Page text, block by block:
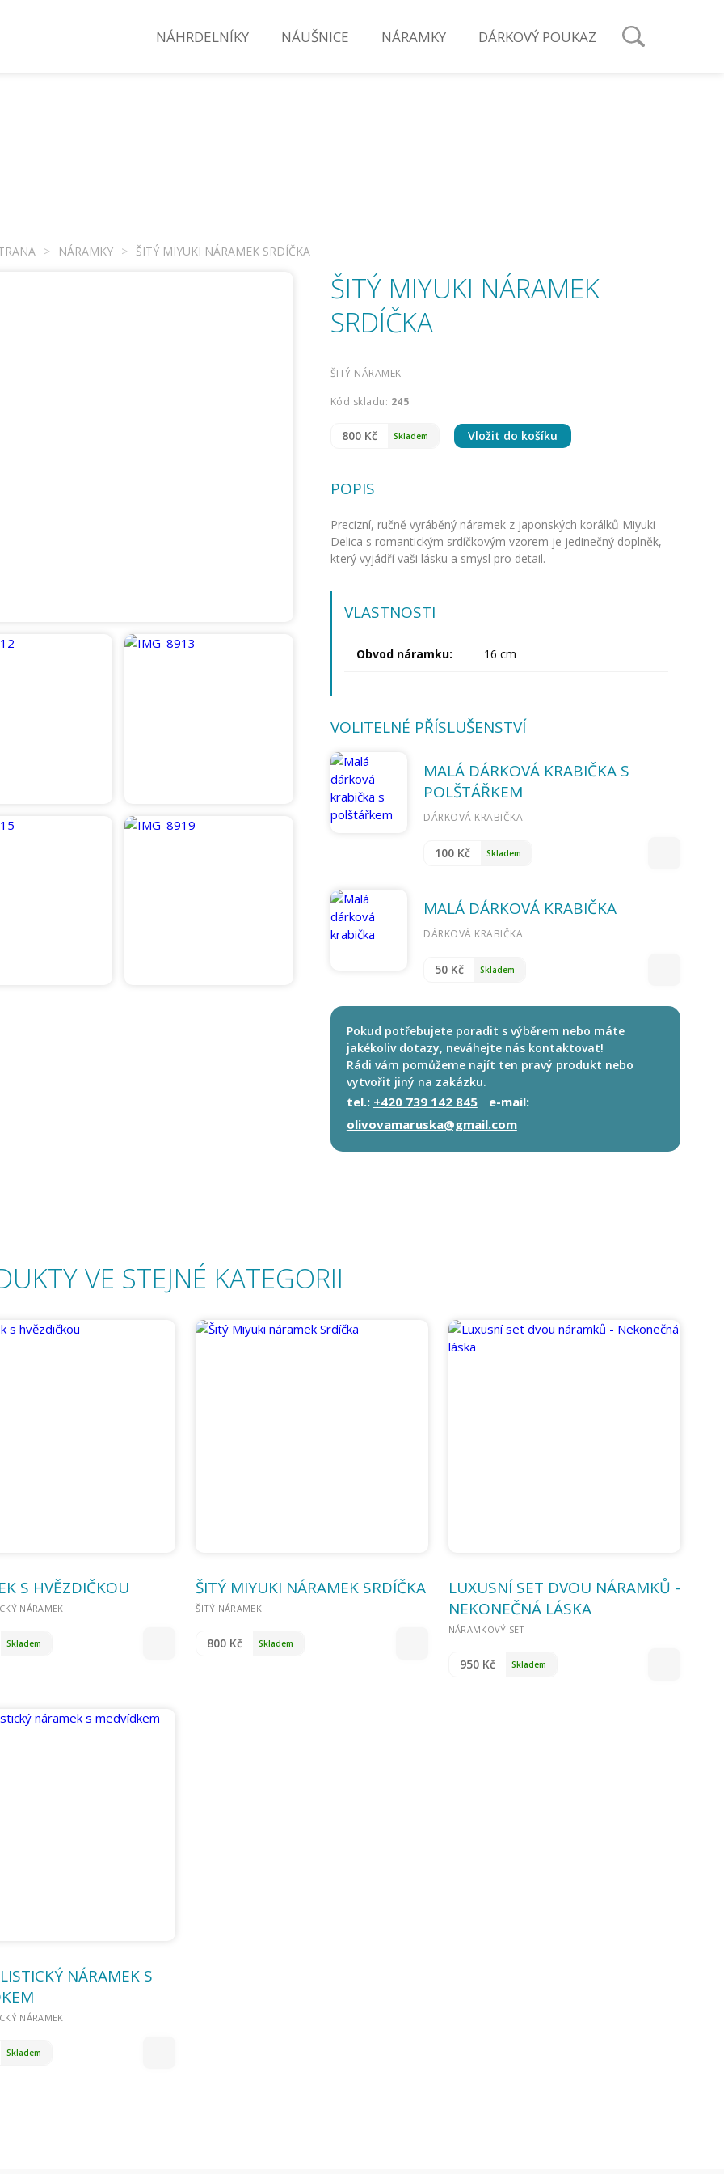
NÁHRDELNÍKY NÁUŠNICE NÁRAMKY DÁRKOVÝ POUKAZ
> NÁRAMKY > ŠITÝ MIYUKI NÁRAMEK SRDÍČKA
ŠITÝ MIYUKI NÁRAMEK
SRDÍČKA
ŠITÝ NÁRAMEK
Kód skladu: 245
800 Kč Skladem Vložit do košíku
POPIS
Precizní, ručně vyráběný náramek z japonských korálků Miyuki
Delica s romantickým srdíčkovým vzorem je jedinečný doplněk,
který vyjádří vaši lásku a smysl pro detail.
VLASTNOSTI
Obvod náramku: 16 cm
VOLITELNÉ PŘÍSLUŠENSTVÍ
MALÁ DÁRKOVÁ KRABIČKA S
POLŠTÁŘKEM
DÁRKOVÁ KRABIČKA
100 Kč Skladem
MALÁ DÁRKOVÁ KRABIČKA
DÁRKOVÁ KRABIČKA
50 Kč Skladem
Pokud potřebujete poradit s výběrem nebo máte
jakékoliv dotazy, neváhejte nás kontaktovat!
Rádi vám pomůžeme najít ten pravý produkt nebo
vytvořit jiný na zakázku.
tel.: +420 739 142 845
e-mail:
olivovamaruska@gmail.com
VE STEJNÉ KATEGORII
S HVĚZDIČKOU
NÁRAMEK
Skladem
ŠITÝ MIYUKI NÁRAMEK SRDÍČKA
ŠITÝ NÁRAMEK
800 Kč Skladem
LUXUSNÍ SET DVOU NÁRAMKŮ -
NEKONEČNÁ LÁSKA
NÁRAMKOVÝ SET
950 Kč Skladem
NÁRAMEK S
NÁRAMEK
Skladem